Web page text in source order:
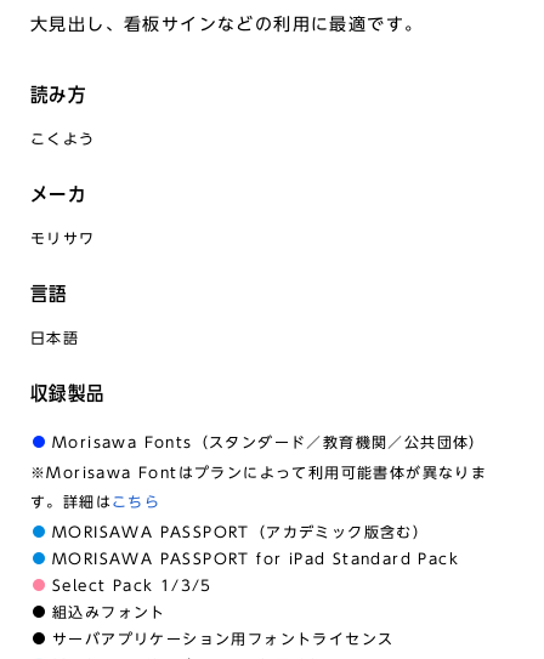
大見出し、看板サインなどの利用に最適です。
読み方
こくよう
メーカ
モリサワ
言語
日本語
収録製品
Morisawa Fonts（スタンダード／教育機関／公共団体）
※Morisawa Fontはプランによって利用可能書体が異なりま
す。詳細は こちら
MORISAWA PASSPORT（アカデミック版含む）
MORISAWA PASSPORT for iPad Standard Pack
Select Pack 1/3/5
組込みフォント
サーバアプリケーション用フォントライセンス